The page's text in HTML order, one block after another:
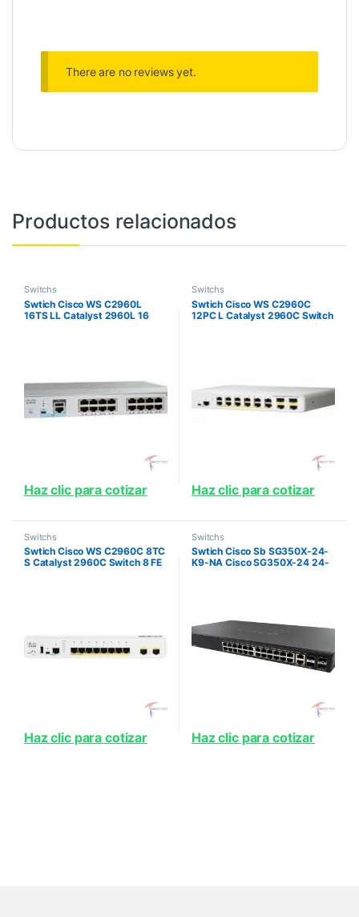
There are no reviews yet.
Productos relacionados
Switchs
Swtich Cisco WS C2960L
16TS LL Catalyst 2960L 16
Haz clic para cotizar
Switchs
Swtich Cisco WS C2960C
12PC L Catalyst 2960C Switch
Haz clic para cotizar
Switchs
Swtich Cisco WS C2960C 8TC
S Catalyst 2960C Switch 8 FE
Haz clic para cotizar
Switchs
Swtich Cisco Sb SG350X-24-
K9-NA Cisco SG350X-24 24-
Haz clic para cotizar